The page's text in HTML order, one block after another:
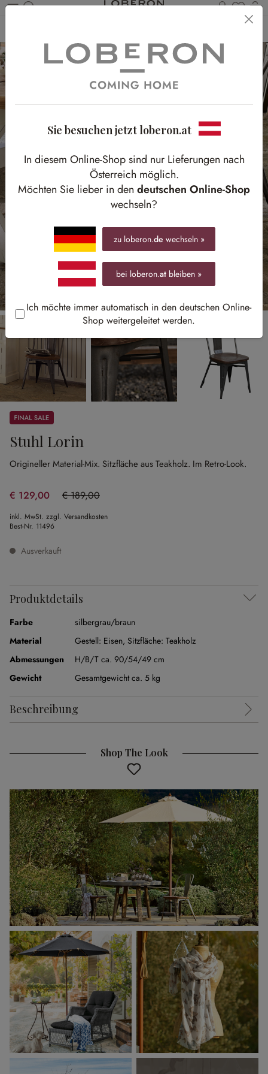
Du
Sale
Stuhl Lorin
Origineller Material-Mix. Sitzfläche aus Teakholz. Im Retro-Look.
€ 129,00 € 189,00
(31.75% gespart)
inkl. MwSt. zzgl. Versandkosten
Best-Nr. 11496
Ausverkauft
Produktdetails
Farbe
silbergrau/braun
Material
Gestell: Eisen, Sitzfläche: Teakholz
Abmessungen
H/B/T ca. 90/54/49 cm
Gewicht
Gesamtgewicht ca. 5 kg
Beschreibung
Shop The Look
Sie besuchen jetzt loberon.at
In diesem Online-Shop sind nur Lieferungen nach
Österreich möglich.
Möchten Sie lieber in den deutschen Online-Shop
wechseln?
zu loberon.de wechseln »
bei loberon.at bleiben »
Ich möchte immer automatisch in den deutschen Online-
Shop weitergeleitet werden.